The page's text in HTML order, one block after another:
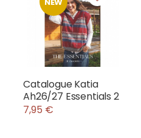
Catalogue Katia
Ah26/27 Essentials 2
7,95 €